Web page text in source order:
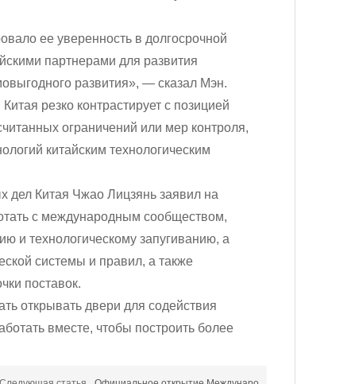
ее уверенность в долгосрочной
партнерами для развития
развития», — сказал Мэн.
резко контрастирует с позицией
ограничений или мер контроля,
китайским технологическим
дел Китая Чжао Лицзянь заявил на
с международным сообществом,
и технологическому запугиванию, а
системы и правил, а также
поставок.
открывать двери для содействия
вместе, чтобы построить более